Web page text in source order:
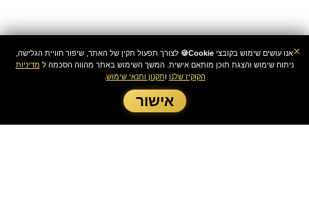
×אנו עושים שימוש בקובצי Cookie🍪
לצורך תפעול תקין של האתר, שיפור חוויית הגלישה,
ניתוח שימוש והצגת תוכן מותאם אישית. המשך השימוש באתר מהווה הסכמה ל מדיניות
הקוקיז שלנו ותקנון ותנאי שימוש
אישור